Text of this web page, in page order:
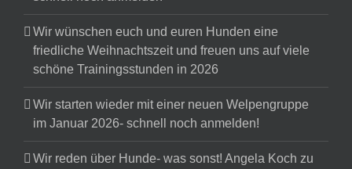
Wir wünschen euch und euren Hunden eine
friedliche Weihnachtszeit und freuen uns auf viele
schöne Trainingsstunden in 2026
Wir starten wieder mit einer neuen Welpengruppe
im Januar 2026- schnell noch anmelden!
Wir reden über Hunde- was sonst! Angela Koch zu